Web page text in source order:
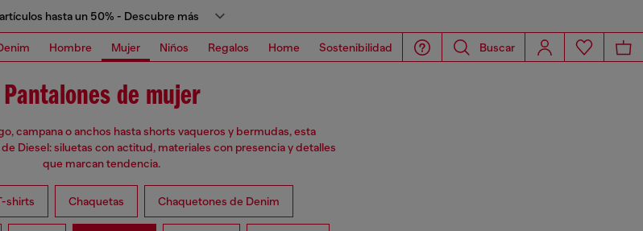
hasta un 50% - Descubre más
Hombre Mujer Niños Regalos Home Sostenibilidad Buscar
Pantalones de mujer
campana o anchos hasta shorts vaqueros y bermudas, esta
Diesel: siluetas con actitud, materiales con presencia y detalles
que marcan tendencia.
shirts Chaquetas Chaquetones de Denim